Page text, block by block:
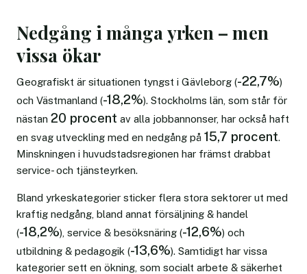
Nedgång i många yrken – men
vissa ökar
Geografiskt är situationen tyngst i Gävleborg (-22,7%)
och Västmanland (-18,2%). Stockholms län, som står för
nästan 20 procent av alla jobbannonser, har också haft
en svag utveckling med en nedgång på 15,7 procent.
Minskningen i huvudstadsregionen har främst drabbat
service- och tjänsteyrken.
Bland yrkeskategorier sticker flera stora sektorer ut med
kraftig nedgång, bland annat försäljning & handel
(-18,2%), service & besöksnäring (-12,6%) och
utbildning & pedagogik (-13,6%). Samtidigt har vissa
kategorier sett en ökning, som socialt arbete & säkerhet